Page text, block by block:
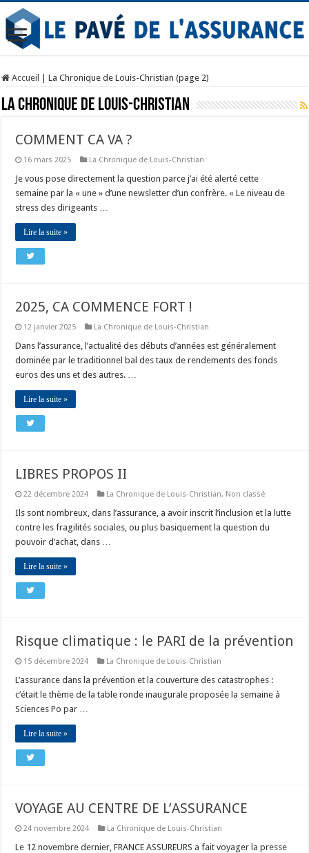
Accueil La Chronique de Louis-Christian (page 2)
La Chronique de Louis-Christian
COMMENT CA VA ?
16 mars 2025 La Chronique de Louis-Christian
Je vous pose directement la question parce j’ai été alerté cette
semaine par la « une » d’une newsletter d’un confrère. « Le niveau de
stress des dirigeants …
Lire la suite »
2025, CA COMMENCE FORT !
12 janvier 2025 La Chronique de Louis-Christian
Dans l’assurance, l’actualité des débuts d’années est généralement
dominée par le traditionnel bal des taux de rendements des fonds
euros des uns et des autres. …
Lire la suite »
LIBRES PROPOS II
22 décembre 2024 La Chronique de Louis-Christian, Non classé
Ils sont nombreux, dans l’assurance, a avoir inscrit l’inclusion et la lutte
contre les fragilités sociales, ou plus basiquement la question du
pouvoir d’achat, dans …
Lire la suite »
Risque climatique : le PARI de la prévention
15 décembre 2024 La Chronique de Louis-Christian
L’assurance dans la prévention et la couverture des catastrophes :
c’était le thème de la table ronde inaugurale proposée la semaine à
Sciences Po par …
Lire la suite »
VOYAGE AU CENTRE DE L’ASSURANCE
24 novembre 2024 La Chronique de Louis-Christian
Le 12 novembre dernier, FRANCE ASSUREURS a fait voyager la presse